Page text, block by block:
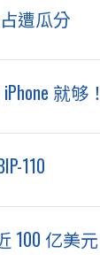
遭瓜分
就够！
110
100 亿美元